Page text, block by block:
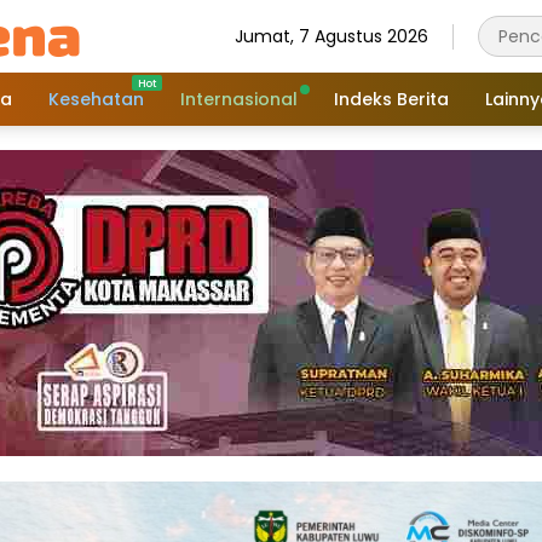
Jumat, 7 Agustus 2026
Kesehatan Internasional Indeks Berita